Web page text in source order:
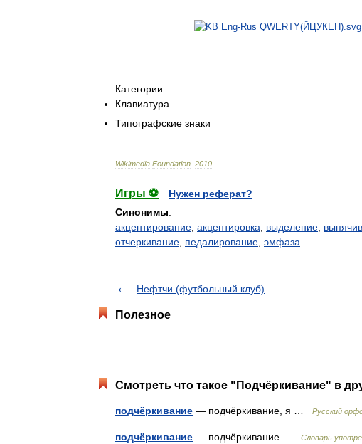
Категории:
Клавиатура
Типографские знаки
Wikimedia Foundation 2010
Игры ⚽
Нужен реферат?
Синонимы:
акцентирование акцентировка выделение
отчеркивание педалирование эмфаза
Нефтчи (футбольный клуб)
Полезное
Смотреть что такое "Подчёркивание" в
подчёркивание — подчёркивание, я … Русский
подчёркивание — подчёркивание … Словарь